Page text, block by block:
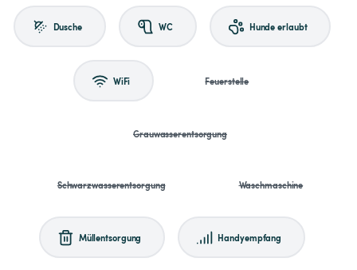
Dusche WC Hunde erlaubt
WiFi Feuerstelle
Grauwasserentsorgung
Schwarzwasserentsorgung Waschmaschine
Müllentsorgung Handyempfang